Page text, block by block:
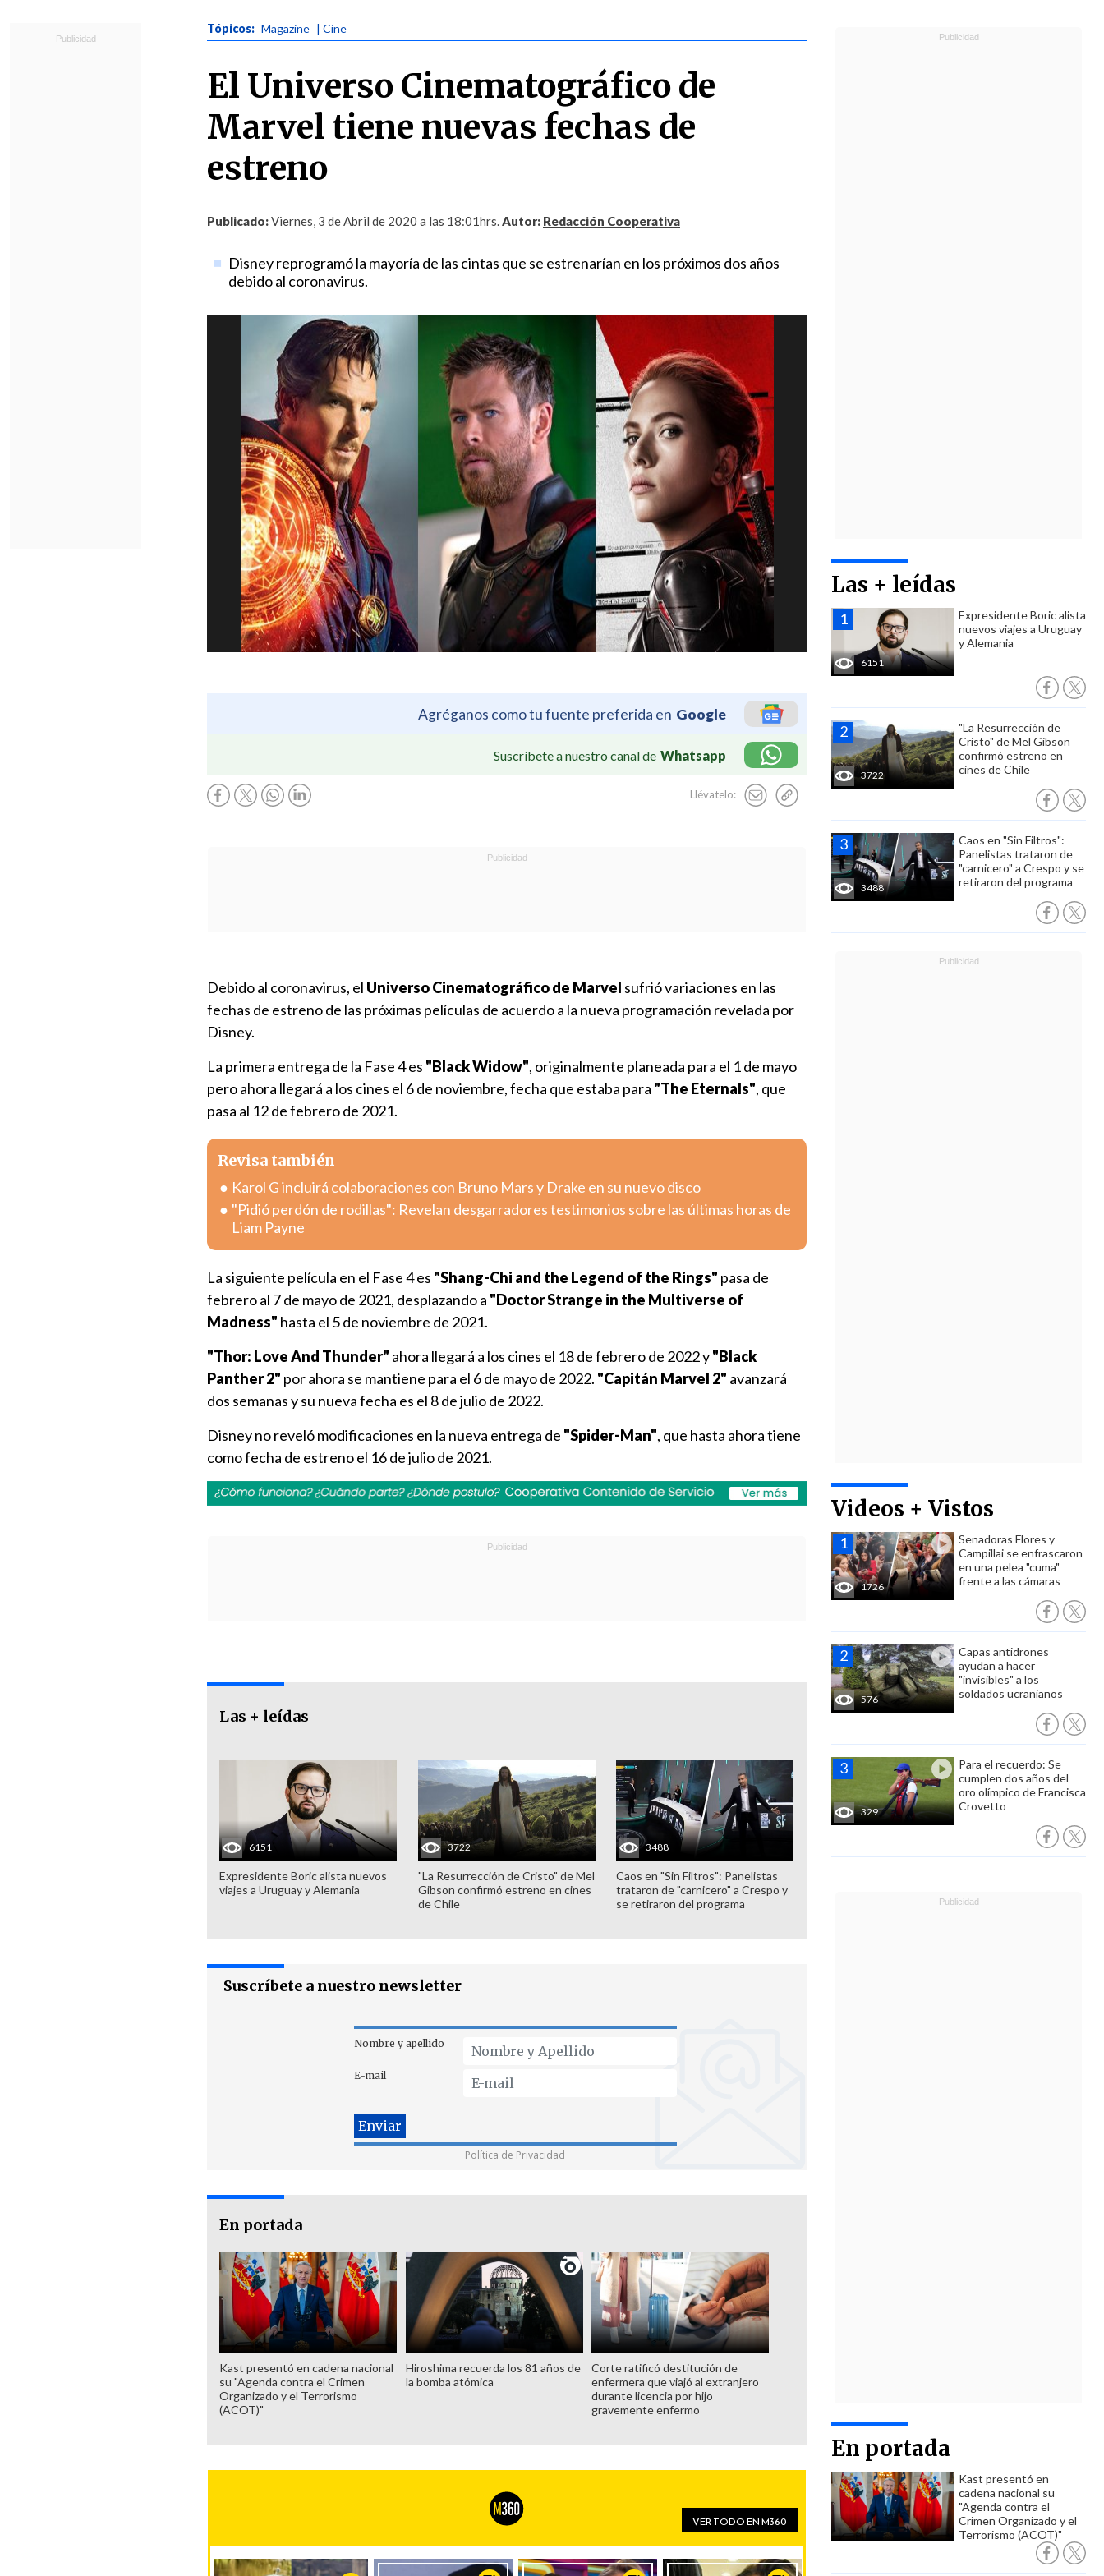
Tópicos: Magazine | Cine
El Universo Cinematográfico de
Marvel tiene nuevas fechas de
estreno
Publicado:Viernes, 3 de Abril de 2020 a las 18:01hrs.Autor: Redacción Cooperativa
Disney reprogramó la mayoría de las cintas que se estrenarían en los próximos dos años
debido al coronavirus.
Agréganos como tu fuente preferida en Google
Suscríbete a nuestro canal de Whatsapp
Llévatelo:
Las + leídas
6151
Expresidente Boric alista
nuevos viajes a Uruguay
y Alemania
3722
"La Resurrección de
Cristo" de Mel Gibson
confirmó estreno en
cines de Chile
3488
Caos en "Sin Filtros":
Panelistas trataron de
"carnicero" a Crespo y se
retiraron del programa
Videos + Vistos
1726
Senadoras Flores y
Campillai se enfrascaron
en una pelea "cuma"
frente a las cámaras
576
Capas antidrones
ayudan a hacer
"invisibles" a los
soldados ucranianos
329
Para el recuerdo: Se
cumplen dos años del
oro olímpico de Francisca
Crovetto
En portada
Kast presentó en
cadena nacional su
"Agenda contra el
Crimen Organizado y el
Terrorismo (ACOT)"
Debido al coronavirus, el Universo Cinematográfico de Marvel sufrió variaciones en las
fechas de estreno de las próximas películas de acuerdo a la nueva programación revelada por
Disney.
La primera entrega de la Fase 4 es "Black Widow", originalmente planeada para el 1 de mayo
pero ahora llegará a los cines el 6 de noviembre, fecha que estaba para "The Eternals", que
pasa al 12 de febrero de 2021.
Revisa también
Karol G incluirá colaboraciones con Bruno Mars y Drake en su nuevo disco
"Pidió perdón de rodillas": Revelan desgarradores testimonios sobre las últimas horas de
Liam Payne
La siguiente película en el Fase 4 es "Shang-Chi and the Legend of the Rings" pasa de
febrero al 7 de mayo de 2021, desplazando a "Doctor Strange in the Multiverse of
Madness" hasta el 5 de noviembre de 2021.
"Thor: Love And Thunder" ahora llegará a los cines el 18 de febrero de 2022 y"Black
Panther 2" por ahora se mantiene para el 6 de mayo de 2022. "Capitán Marvel 2" avanzará
dos semanas y su nueva fecha es el 8 de julio de 2022.
Disney no reveló modificaciones en la nueva entrega de "Spider-Man", que hasta ahora tiene
como fecha de estreno el 16 de julio de 2021.
Las + leídas
6151
Expresidente Boric alista nuevos
viajes a Uruguay y Alemania
3722
"La Resurrección de Cristo" de Mel
Gibson confirmó estreno en cines
de Chile
3488
Caos en "Sin Filtros": Panelistas
trataron de "carnicero" a Crespo y
se retiraron del programa
Suscríbete a nuestro newsletter
Nombre y apellido
E-mail
Política de Privacidad
En portada
Kast presentó en cadena nacional
su "Agenda contra el Crimen
Organizado y el Terrorismo
(ACOT)"
Hiroshima recuerda los 81 años de
la bomba atómica
Corte ratificó destitución de
enfermera que viajó al extranjero
durante licencia por hijo
gravemente enfermo